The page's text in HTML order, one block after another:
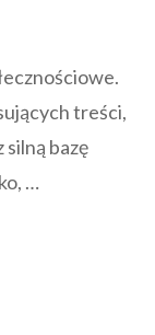
treści,
silną bazę
…